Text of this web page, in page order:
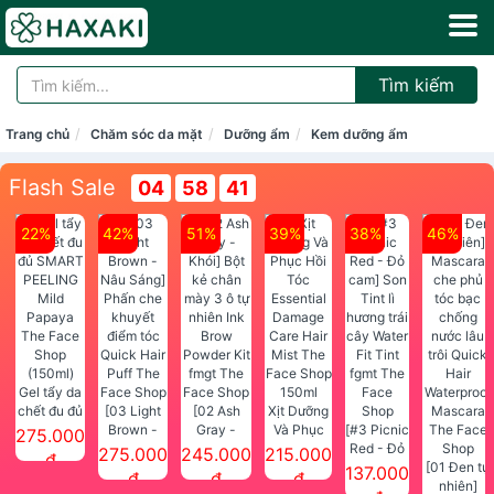
Tìm kiếm
Trang chủ Chăm sóc da mặt Dưỡng ẩm Kem dưỡng ẩm
Flash Sale 04 58 41
22%
Gel tẩy da
chết đu đủ
SMART
PEELING
275.000
đ
42%
[03 Light
Brown -
Nâu Sáng]
Phấn che
275.000
đ
51%
[02 Ash
Gray -
Khói] Bột
kẻ chân
245.000
đ
39%
Xịt Dưỡng
Và Phục
Hồi Tóc
Essential
215.000
đ
38%
[#3 Picnic
Red - Đỏ
cam] Son
137.000
46%
[01 Đen tự
nhiên]